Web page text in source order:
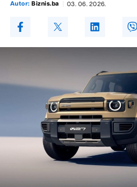
Autor: Biznis.ba 03. 06. 2026.